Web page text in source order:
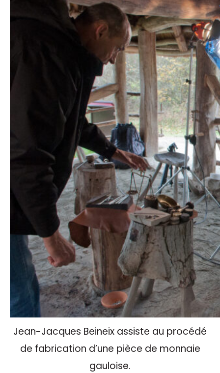
Jean-Jacques Beineix assiste au procédé
de fabrication d’une pièce de monnaie
gauloise.